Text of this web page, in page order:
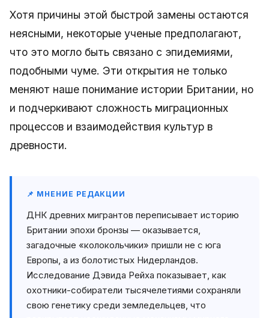
Хотя причины этой быстрой замены остаются
неясными, некоторые ученые предполагают,
что это могло быть связано с эпидемиями,
подобными чуме. Эти открытия не только
меняют наше понимание истории Британии, но
и подчеркивают сложность миграционных
процессов и взаимодействия культур в
древности.
📌 МНЕНИЕ РЕДАКЦИИ
ДНК древних мигрантов переписывает историю
Британии эпохи бронзы — оказывается,
загадочные «колокольчики» пришли не с юга
Европы, а из болотистых Нидерландов.
Исследование Дэвида Рейха показывает, как
охотники-собиратели тысячелетиями сохраняли
свою генетику среди земледельцев, что